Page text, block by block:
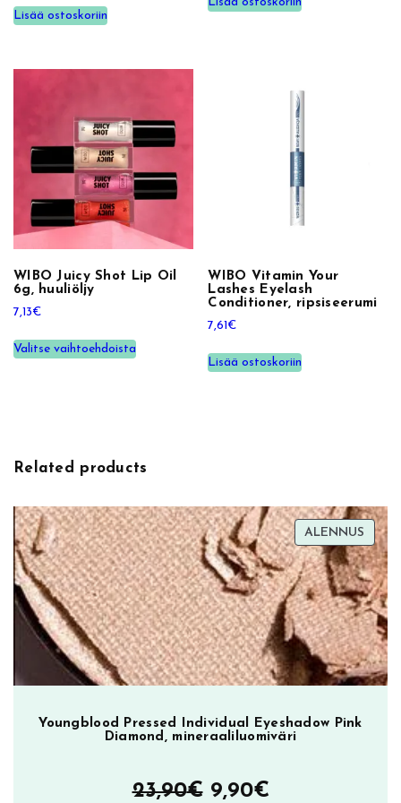
p
ä
Lisää ostoskoriin
WIBO Juicy Shot Lip Oil
6g, huuliöljy
7,13€
Valitse vaihtoehdoista
T
ä
u
t
t
e
e
l
l
a
o
n
s
m
WIBO Vitamin Your
Lashes Eyelash
Conditioner, ripsiseerumi
7,61 €
Lisää ostoskoriin
Related products
ALENNUS
Youngblood Pressed Individual Eyeshadow Pink
Diamond, mineraaliluomiväri
23,90€ Alkuperäinen
9,90€Nykyinen